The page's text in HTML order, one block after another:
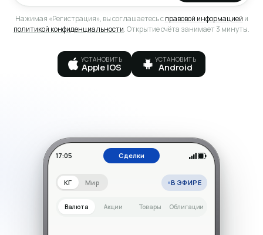
Нажимая «Регистрация», вы соглашаетесь справовой информацией и
политикой конфиденциальности. Открытие счёта занимает 3 минуты.
УСТАНОВИТЬ
Apple IOS
УСТАНОВИТЬ
Android
17:05 Сделки
КГ Мир В ЭФИРЕ
Валюта Акции Товары Облигации